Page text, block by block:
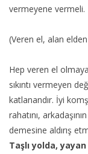
vermeyene vermeli.
(Veren el, alan
Hep veren el
sıkıntı vermeyen
katlanandır. İyi
rahatını,
demesine aldırış
Taşlı yolda,